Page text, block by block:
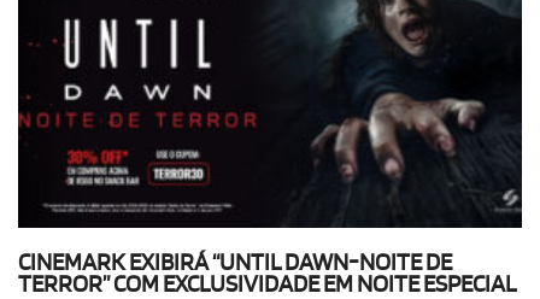
CINEMARK EXIBIRÁ “UNTIL DAWN-NOITE DE
TERROR” COM EXCLUSIVIDADE EM NOITE ESPECIAL